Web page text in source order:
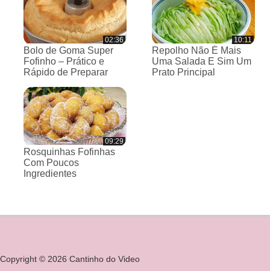
02:36
Bolo de Goma Super
Fofinho – Prático e
Rápido de Preparar
10:11
Repolho Não É Mais
Uma Salada E Sim Um
Prato Principal
09:29
Rosquinhas Fofinhas
Com Poucos
Ingredientes
Copyright © 2026 Cantinho do Video